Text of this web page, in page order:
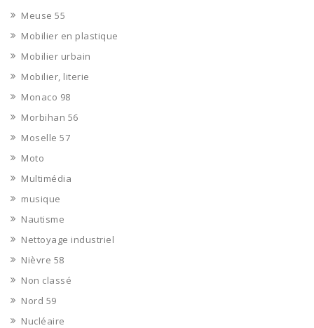
Meuse 55
Mobilier en plastique
Mobilier urbain
Mobilier, literie
Monaco 98
Morbihan 56
Moselle 57
Moto
Multimédia
musique
Nautisme
Nettoyage industriel
Nièvre 58
Non classé
Nord 59
Nucléaire